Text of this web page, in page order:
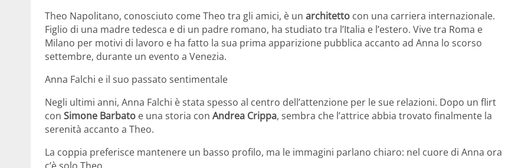
Theo Napolitano, conosciuto come Theo tra gli amici, è un architetto con una carriera internazionale.
Figlio di una madre tedesca e di un padre romano, ha studiato tra l’Italia e l’estero. Vive tra Roma e
Milano per motivi di lavoro e ha fatto la sua prima apparizione pubblica accanto ad Anna lo scorso
settembre, durante un evento a Venezia.
Anna Falchi e il suo passato sentimentale
Negli ultimi anni, Anna Falchi è stata spesso al centro dell’attenzione per le sue relazioni. Dopo un flirt
con Simone Barbato e una storia con Andrea Crippa, sembra che l’attrice abbia trovato finalmente la
serenità accanto a Theo.
La coppia preferisce mantenere un basso profilo, ma le immagini parlano chiaro: nel cuore di Anna ora